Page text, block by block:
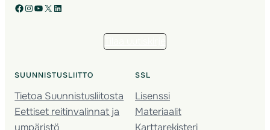
Facebook Instagram YouTube X LinkedIn
SUUNNISTUSLIITTO
Tietoa Suunnistusliitosta
Eettiset reitinvalinnat ja
SSL
Lisenssi
Materiaalit